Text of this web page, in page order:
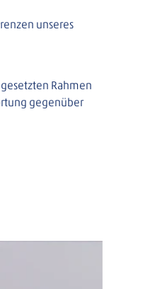
unseres
Rahmen
gegenüber